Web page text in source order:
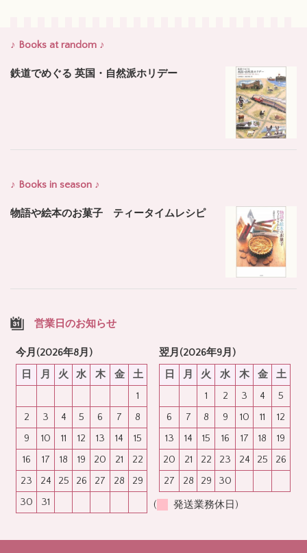
♪ Books at random ♪
鉄道でめぐる 英国・自然派ホリデー
♪ Books in season ♪
物語や絵本のお菓子 ティータイムレシピ
営業日のお知らせ
今月(2026年8月)
日
月 火 水 木 金
土
1
2
3 4 5 6 7
8
9
10 11 12 13 14
15
16
17 18 19 20 21
22
23
24 25 26 27 28
29
30
31
翌月(2026年9月)
日
月 火 水 木 金
土
1
2 3 4
5
6
7 8 9 10 11
12
13
14 15 16 17 18
19
20
21 22 23 24 25
26
27
28 29 30
( 発送業務休日)